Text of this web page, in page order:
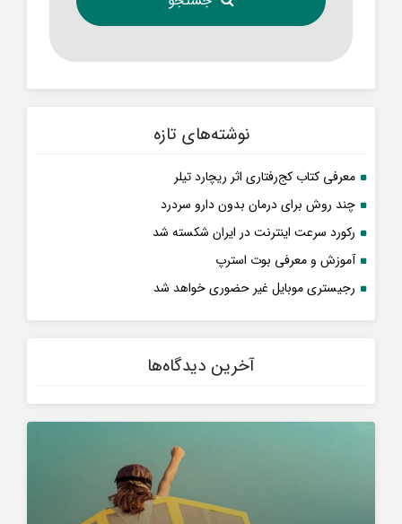
نوشته‌های تازه
معرفی کتاب کج‌رفتاری اثر ریچارد تیلر
چند روش برای درمان بدون دارو سردرد
رکورد سرعت اینترنت در ایران شکسته شد
آموزش و معرفی بوت استرپ
رجیستری موبایل غیر حضوری خواهد شد
آخرین دیدگاه‌ها